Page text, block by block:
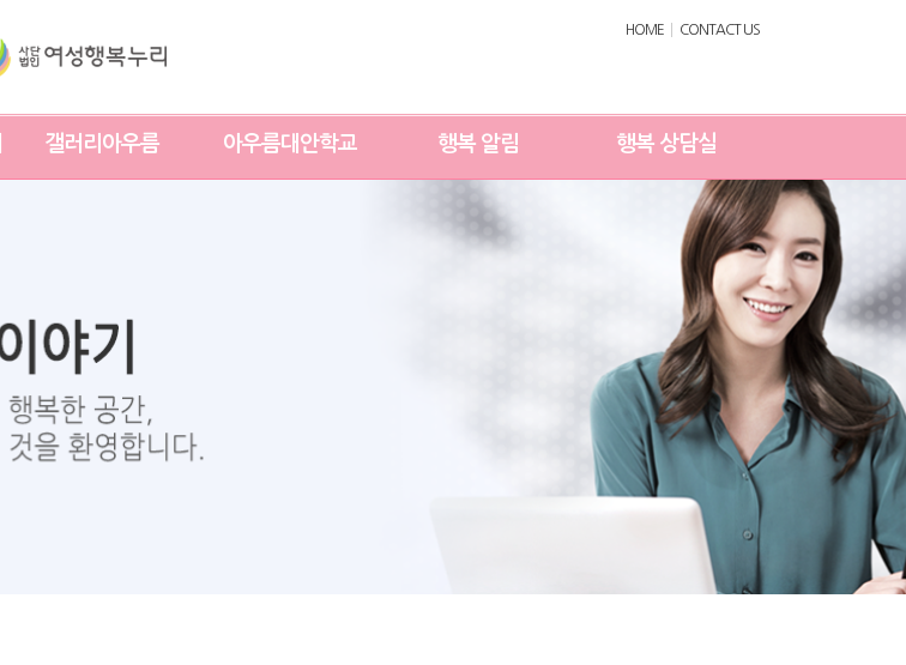
HOME CONTACT US
갤러리아우름 아우름대안학교 행복 알림 행복 상담실